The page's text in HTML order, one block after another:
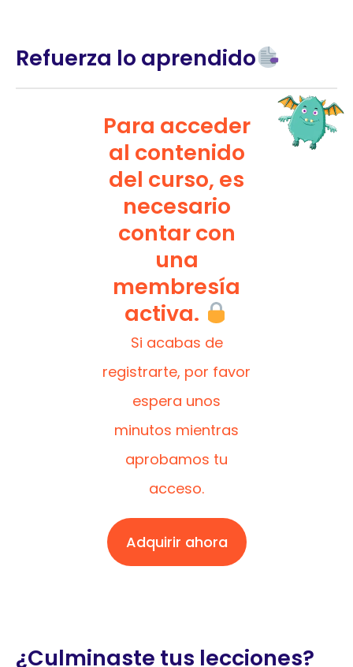
Refuerza lo aprendido
Para acceder
al contenido
del curso, es
necesario
contar con
una
membresía
activa.
Si acabas de
registrarte, por favor
espera unos
minutos mientras
aprobamos tu
acceso.
Adquirir ahora
¿Culminaste tus lecciones?